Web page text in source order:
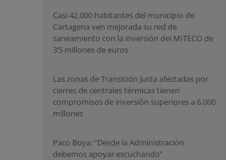
Casi 42.000 habitantes del municipio de
Cartagena ven mejorada su red de
saneamiento con la inversión del MITECO de
3’5 millones de euros
Las zonas de Transición Justa afectadas por
cierres de centrales térmicas tienen
compromisos de inversión superiores a 6.000
millones
Paco Boya: “Desde la Administración
debemos apoyar escuchando”